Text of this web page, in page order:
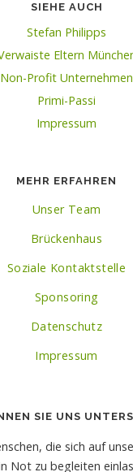
SIEHE AUCH
Stefan Philipps
Eltern
Non-Profit Unternehmen
Primi-Passi
Impressum
MEHR ERFAHREN
Unser Team
Brückenhaus
Soziale Kontaktstelle
Sponsoring
Datenschutz
Impressum
SIE UNS
die sich auf
Not zu begleiten